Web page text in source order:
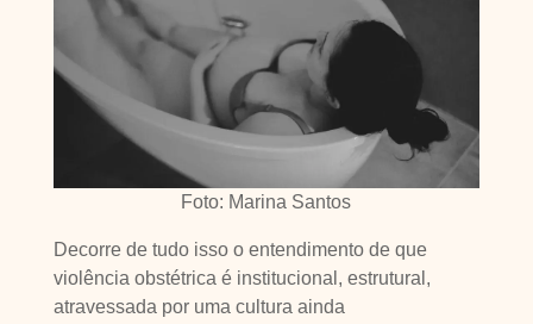
Foto: Marina Santos
Decorre de tudo isso o entendimento de que
violência obstétrica é institucional, estrutural,
atravessada por uma cultura ainda